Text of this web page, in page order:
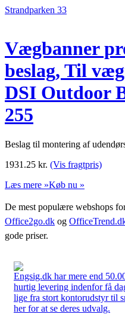
Strandparken 33
Vægbanner
beslag, Til
DSI Outdoor
255
Beslag til montering af
1931.25 kr. (Vis fragtpris)
Læs mere »Køb nu »
De mest populære webshops
Office2go.dk og
gode priser.
Engsig.dk har mere end
hurtig levering indenfor få
lige fra stort kontorudstyr til
her for at se deres udvalg.